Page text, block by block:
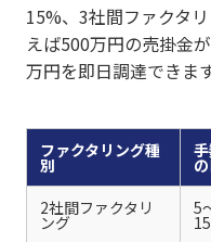
15%、3社間ファクタ
えば500万円の売掛金
万円を即日調達できます
ファクタリング種
別
2社間ファクタリ
ング
5